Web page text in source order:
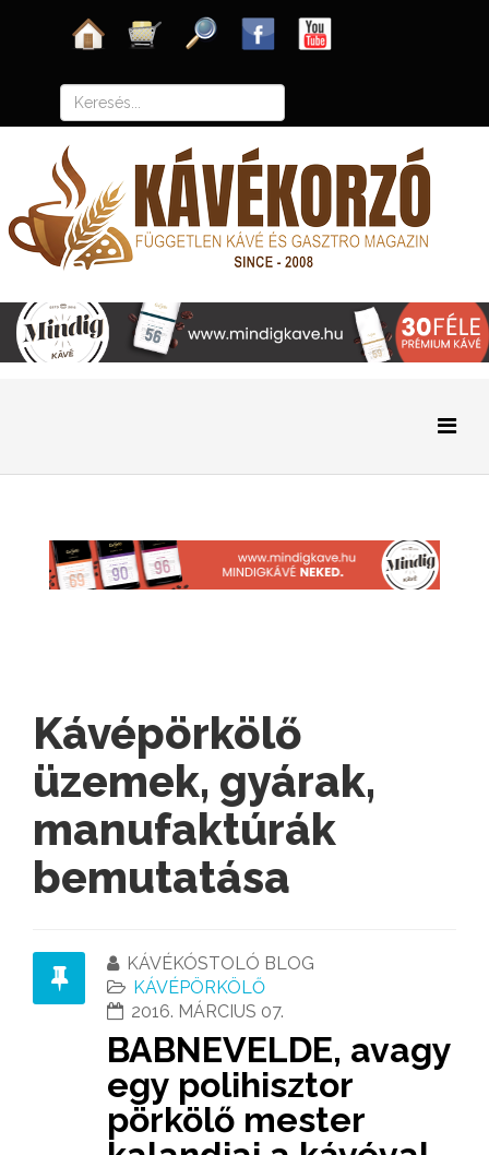
Kávépörkölő
üzemek, gyárak,
manufaktúrák
bemutatása
KÁVÉKÓSTOLÓ BLOG
KÁVÉPÖRKÖLŐ
2016. MÁRCIUS 07.
BABNEVELDE, avagy
egy polihisztor
pörkölő mester